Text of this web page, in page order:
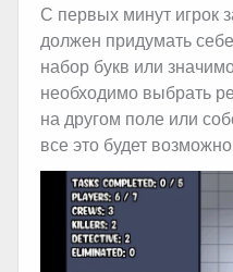
С первых минут игрок
должен придумать
набор букв или
необходимо выбрать
на другом поле или
все это будет